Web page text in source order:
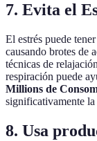
7. Evita el
El estrés puede
causando brotes de
técnicas de
respiración puede
Millions de
significativamente
8. Usa